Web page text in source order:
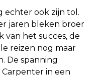
echter ook zijn tol.
jaren bleken broer
van het succes, de
reizen nog maar
De spanning
in een